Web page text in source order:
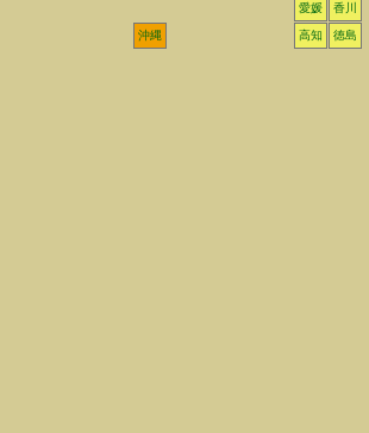
愛媛 香川
沖縄 高知 徳島